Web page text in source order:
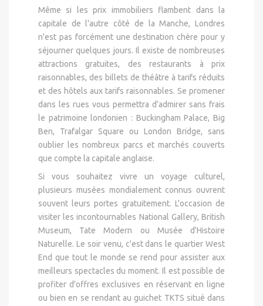
Même si les prix immobiliers flambent dans la
capitale de l'autre côté de la Manche, Londres
n'est pas forcément une destination chère pour y
séjourner quelques jours. Il existe de nombreuses
attractions gratuites, des restaurants à prix
raisonnables, des billets de théâtre à tarifs réduits
et des hôtels aux tarifs raisonnables. Se promener
dans les rues vous permettra d’admirer sans frais
le patrimoine londonien : Buckingham Palace, Big
Ben, Trafalgar Square ou London Bridge, sans
oublier les nombreux parcs et marchés couverts
que compte la capitale anglaise.
Si vous souhaitez vivre un voyage culturel,
plusieurs musées mondialement connus ouvrent
souvent leurs portes gratuitement. L'occasion de
visiter les incontournables National Gallery, British
Museum, Tate Modern ou Musée d'Histoire
Naturelle. Le soir venu, c'est dans le quartier West
End que tout le monde se rend pour assister aux
meilleurs spectacles du moment. Il est possible de
profiter d'offres exclusives en réservant en ligne
ou bien en se rendant au guichet TKTS situé dans